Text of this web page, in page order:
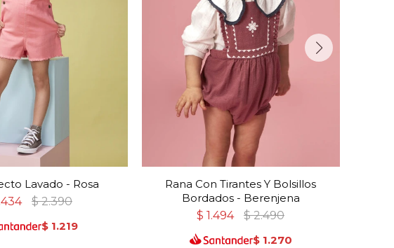
Lavado - Rosa
$ 2.390
$ 1.219
Rana Con Tirantes Y Bolsillos
Bordados - Berenjena
$ 1.494 $ 2.490
$ 1.270